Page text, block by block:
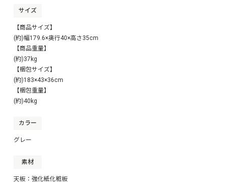
サイズ
【商品サイズ】
(約)幅179.6×奥行40×高さ35cm
【商品重量】
(約)37kg
【梱包サイズ】
(約)183×43×36cm
【梱包重量】
(約)40kg
カラー
グレー
素材
天板：強化紙化粧板